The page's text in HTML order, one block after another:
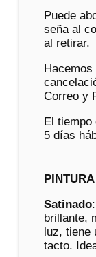
Puede
seña al
al retirar.
Correo y
El tiempo
5 días
Satinado
brillante,
luz, tiene
tacto.